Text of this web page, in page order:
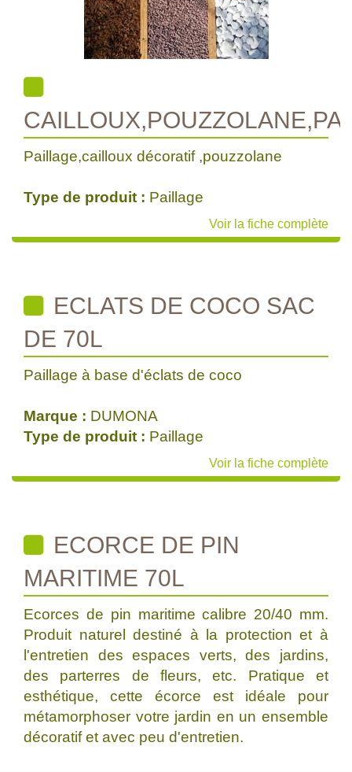
Paillage,cailloux décoratif ,pouzzolane
Type de produit : Paillage
Voir la fiche complète
ECLATS DE COCO SAC
DE 70L
Paillage à base d'éclats de coco
Marque : DUMONA
Type de produit : Paillage
Voir la fiche complète
ECORCE DE PIN
MARITIME 70L
Ecorces de pin maritime calibre 20/40 mm.
Produit naturel destiné à la protection et à
l'entretien des espaces verts, des jardins,
des parterres de fleurs, etc. Pratique et
esthétique, cette écorce est idéale pour
métamorphoser votre jardin en un ensemble
décoratif et avec peu d'entretien.